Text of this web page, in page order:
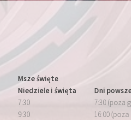
Msze święte
Niedziele i święta
7:30
9:30
Dni
7:30 (poza
16:00 (poza